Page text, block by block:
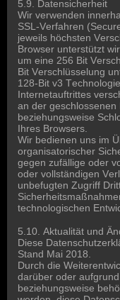
5.9. Datensicherheit
Wir verwenden
SSL-Verfahren
jeweils höchsten
Browser unterstützt
um eine 256 Bit
Bit Verschlüsselung
128-Bit v3
Internetauftrittes
an der geschlossenen
beziehungsweise
Ihres Browsers.
Wir bedienen uns im
organisatorischer
gegen zufällige oder
oder vollständigen
unbefugten Zugriff
technologischen
5.10. Aktualität und
Diese
Stand Mai 2018.
Durch die
darüber oder
beziehungsweise